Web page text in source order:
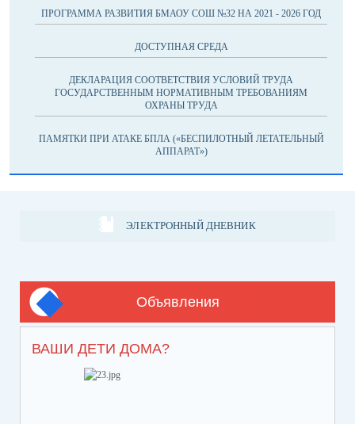
ПРОГРАММА РАЗВИТИЯ БМАОУ СОШ №32 НА 2021 - 2026 ГОД
ДОСТУПНАЯ СРЕДА
ДЕКЛАРАЦИЯ СООТВЕТСТВИЯ УСЛОВИЙ ТРУДА
ГОСУДАРСТВЕННЫМ НОРМАТИВНЫМ ТРЕБОВАНИЯМ
ОХРАНЫ ТРУДА
ПАМЯТКИ ПРИ АТАКЕ БПЛА («БЕСПИЛОТНЫЙ ЛЕТАТЕЛЬНЫЙ
АППАРАТ»)
ЭЛЕКТРОННЫЙ ДНЕВНИК
Объявления
ВАШИ ДЕТИ ДОМА?